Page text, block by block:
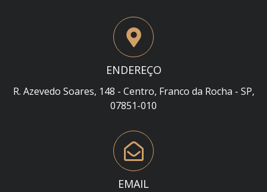
ENDEREÇO
R. Azevedo Soares, 148 - Centro, Franco da Rocha - SP,
07851-010
EMAIL